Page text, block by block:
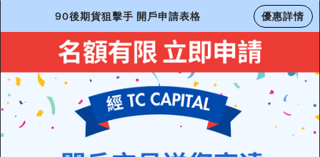
90後期貨狙擊手 開戶申請表格 優惠詳情